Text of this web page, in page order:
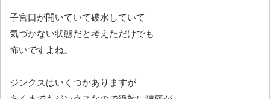
子宮口が開いていて破水していて
気づかない状態だと考えただけでも
怖いですよね。
ジンクスはいくつかありますが